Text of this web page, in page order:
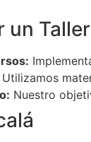
un
Utilizamos
Nuestro